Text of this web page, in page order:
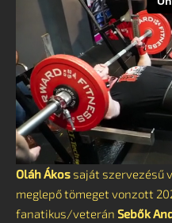
Oláh Ákossaját szervezésű
meglepő tömeget vonzott
fanatikus/veterán Sebők